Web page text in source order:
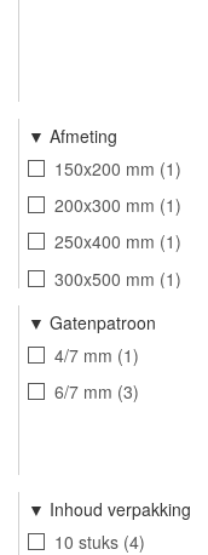
Afmeting
150x200 mm 1
200x300 mm 1
250x400 mm 1
300x500 mm 1
Gatenpatroon
4/7 mm 1
6/7 mm 3
Inhoud verpakking
10 stuks 4